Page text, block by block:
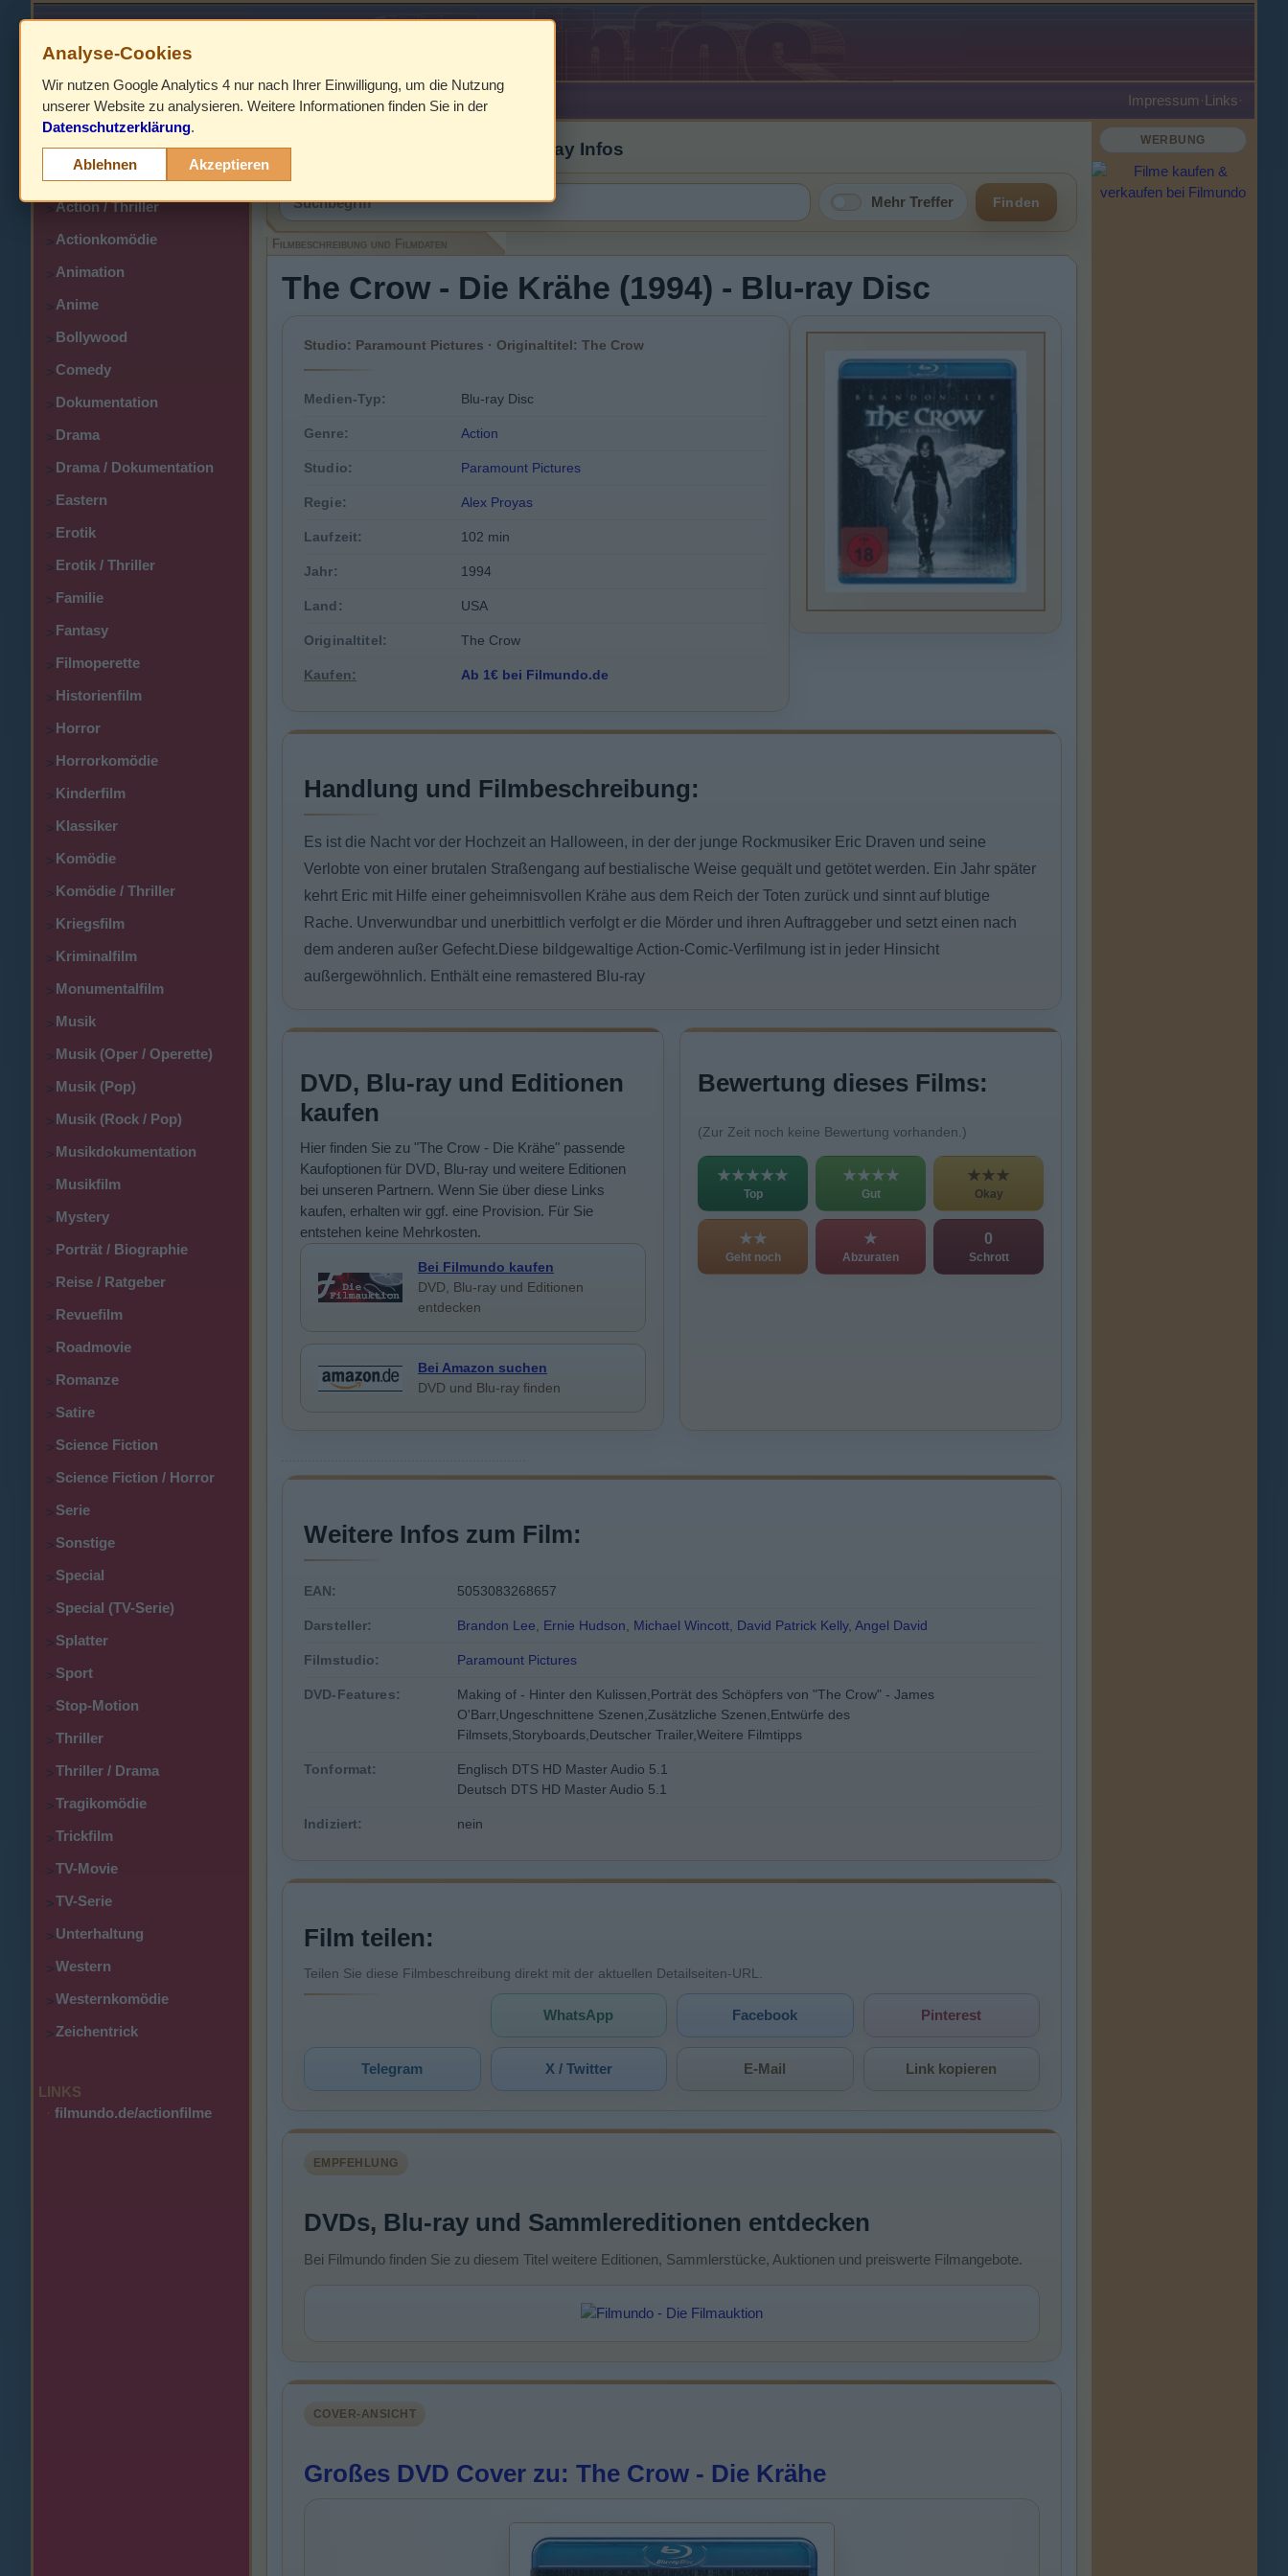
HOME Impressum ·Links·
>
> Action
>Action / Thriller
>Actionkomödie
>Animation
>Anime
>Bollywood
>Comedy
>Dokumentation
>Drama
>Drama / Dokumentation
>Eastern
>Erotik
>Erotik / Thriller
>Familie
>Fantasy
>Filmoperette
>Historienfilm
>Horror
>Horrorkomödie
>Kinderfilm
>Klassiker
>Komödie
>Komödie / Thriller
>Kriegsfilm
>Kriminalfilm
>Monumentalfilm
>Musik
>Musik (Oper / Operette)
>Musik (Pop)
>Musik (Rock / Pop)
>Musikdokumentation
>Musikfilm
>Mystery
>Porträt / Biographie
>Reise / Ratgeber
>Revuefilm
>Roadmovie
>Romanze
>Satire
>Science Fiction
>Science Fiction / Horror
>Serie
>Sonstige
>Special
>Special (TV-Serie)
>Splatter
>Sport
>Stop-Motion
>Thriller
>Thriller / Drama
>Tragikomödie
>Trickfilm
>TV-Movie
>TV-Serie
>Unterhaltung
>Western
>Westernkomödie
>Zeichentrick
LINKS
· filmundo.de/actionfilme
Filmbeschreibung, Cover & Blu-ray Infos
Mehr Treffer Finden
Filmbeschreibung und Filmdaten
The Crow - Die Krähe (1994) - Blu-ray Disc
Studio: Paramount Pictures · Originaltitel: The Crow
Medien-Typ: Blu-ray Disc
Genre: Action
Studio: Paramount Pictures
Regie: Alex Proyas
Laufzeit: 102 min
Jahr: 1994
Land: USA
Originaltitel: The Crow
Kaufen: Ab 1€ bei Filmundo.de
Handlung und Filmbeschreibung:
Es ist die Nacht vor der Hochzeit an Halloween, in der der junge Rockmusiker Eric Draven und seine
Verlobte von einer brutalen Straßengang auf bestialische Weise gequält und getötet werden. Ein Jahr später
kehrt Eric mit Hilfe einer geheimnisvollen Krähe aus dem Reich der Toten zurück und sinnt auf blutige
Rache. Unverwundbar und unerbittlich verfolgt er die Mörder und ihren Auftraggeber und setzt einen nach
dem anderen außer Gefecht.Diese bildgewaltige Action-Comic-Verfilmung ist in jeder Hinsicht
außergewöhnlich. Enthält eine remastered Blu-ray
DVD, Blu-ray und Editionen
kaufen
Hier finden Sie zu "The Crow - Die Krähe" passende
Kaufoptionen für DVD, Blu-ray und weitere Editionen
bei unseren Partnern. Wenn Sie über diese Links
kaufen, erhalten wir ggf. eine Provision. Für Sie
entstehen keine Mehrkosten.
Bei Filmundo kaufen
DVD, Blu-ray und Editionen
entdecken
Bei Amazon suchen
DVD und Blu-ray finden
Bewertung dieses Films:
(Zur Zeit noch keine Bewertung vorhanden.)
★★★★★
Top
★★★★
Gut
★★★
Okay
★★
Geht noch
★
Abzuraten
0
Schrott
Weitere Infos zum Film:
EAN: 5053083268657
Darsteller: Brandon Lee Ernie Hudson Michael Wincott David Patrick Kelly, Angel David
Filmstudio: Paramount Pictures
DVD-Features:
Making of - Hinter den Kulissen,Porträt des Schöpfers von "The Crow" - James
O'Barr,Ungeschnittene Szenen,Zusätzliche Szenen,Entwürfe des
Filmsets,Storyboards,Deutscher Trailer,Weitere Filmtipps
Tonformat:
Englisch DTS HD Master Audio 5.1
Deutsch DTS HD Master Audio 5.1
Indiziert: nein
Film teilen:
Teilen Sie diese Filmbeschreibung direkt mit der aktuellen Detailseiten-URL.
WhatsApp Facebook Pinterest
Telegram X / Twitter E-Mail Link kopieren
EMPFEHLUNG
DVDs, Blu-ray und Sammlereditionen entdecken
Bei Filmundo finden Sie zu diesem Titel weitere Editionen, Sammlerstücke, Auktionen und preiswerte Filmangebote.
COVER-ANSICHT
Großes DVD Cover zu: The Crow - Die Krähe
WERBUNG
Analyse-Cookies
Wir nutzen Google Analytics 4 nur nach Ihrer Einwilligung, um die Nutzung
unserer Website zu analysieren. Weitere Informationen finden Sie in der
Datenschutzerklärung.
Ablehnen Akzeptieren